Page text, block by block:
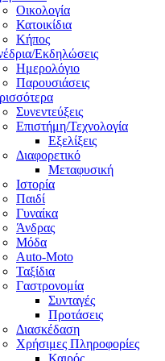
Οικολογία
Κατοικίδια
Κήπος
Εκδηλώσεις
Ημερολόγιο
Παρουσιάσεις
Συνεντεύξεις
Επιστήμη/Τεχνολογία
Εξελίξεις
Διαφορετικό
Μεταφυσική
Ιστορία
Παιδί
Γυναίκα
Άνδρας
Μόδα
Auto-Moto
Ταξίδια
Γαστρονομία
Συνταγές
Προτάσεις
Διασκέδαση
Χρήσιμες Πληροφορίες
Καιρός